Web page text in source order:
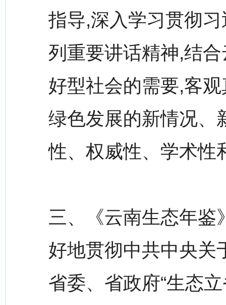
指导,深入学习贯彻
列重要讲话精神,结
好型社会的需要,客
绿色发展的新情况、
性、权威性、学术性
三、《云南生态年鉴
好地贯彻中共中央关
省委、省政府“生态